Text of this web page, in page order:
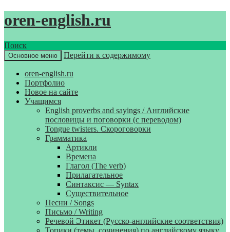
oren-english.ru
Поиск
Основное меню Перейти к содержимому
oren-english.ru
Портфолио
Новое на сайте
Учащимся
English proverbs and sayings / Английские
пословицы и поговорки (с переводом)
Tongue twisters. Скороговорки
Грамматика
Артикли
Времена
Глагол (The verb)
Прилагательное
Синтаксис — Syntax
Существительное
Песни / Songs
Письмо / Writing
Речевой Этикет (Русско-английские соответствия)
Топики (темы, сочинения) по английскому языку